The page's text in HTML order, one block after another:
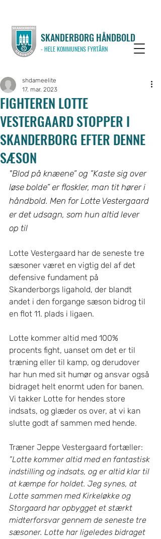
SKANDERBORG HÅNDBOLD
- HELE KOMMUNENS FYRTÅRN
FIGHTEREN LOTTE
VESTERGAARD STOPPER I
SKANDERBORG EFTER DENNE
SÆSON
shdameelite
17. mar. 2023
"Blod på knæene” og ”Kaste sig over
løse bolde” er floskler, man tit hører i
håndbold. Men for Lotte Vestergaard
er det udsagn, som hun altid lever
op til
Lotte Vestergaard har de seneste tre
sæsoner været en vigtig del af det
defensive fundament på
Skanderborgs ligahold, der blandt
andet i den forgange sæson bidrog til
en flot 11. plads i ligaen.
Lotte kommer altid med 100%
procents fight, uanset om det er til
træning eller til kamp, og derudover
har hun med sit humør og ansvar også
bidraget helt enormt uden for banen.
Vi takker Lotte for hendes store
indsats, og glæder os over, at vi kan
slutte godt af sammen med hende.
Træner Jeppe Vestergaard fortæller:
”Lotte kommer altid med en fantastisk
indstilling og indsats, og er altid klar til
at kæmpe for holdet. Jeg synes, at
Lotte sammen med Kirkeløkke og
Storgaard har opbygget et stærkt
midterforsvar gennem de seneste tre
sæsoner. Lotte har ligeledes bidraget